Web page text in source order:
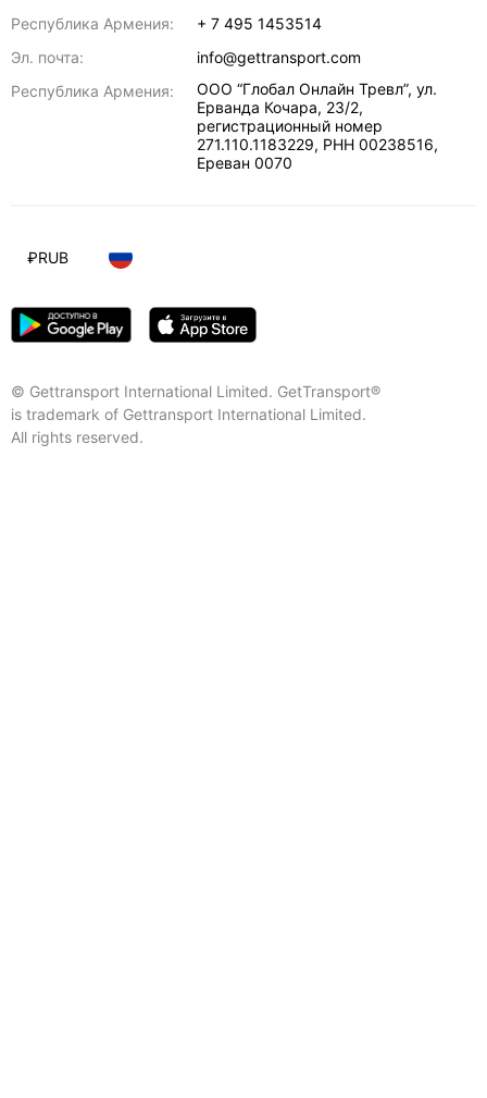
Республика Армения:
+ 7 495 1453514
Эл. почта:
info@gettransport.com
Республика Армения:
ООО “Глобал Онлайн Тревл”, ул.
Ерванда Кочара, 23/2,
регистрационный номер
271.110.1183229, РНН 00238516,
Ереван 0070
© Gettransport International Limited. GetTransport®
is trademark of Gettransport International Limited.
All rights reserved.
₽RUB